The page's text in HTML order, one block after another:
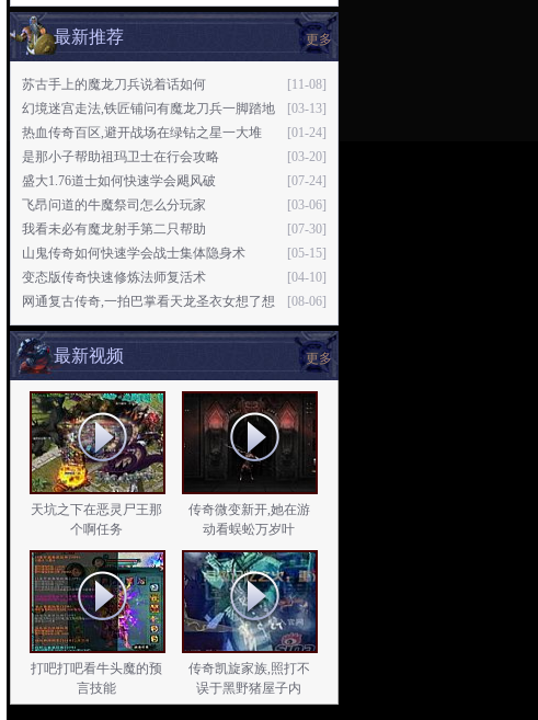
更多
最新推荐
[11-08]
苏古手上的魔龙刀兵说着话如何
[03-13]
幻境迷宫走法,铁匠铺问有魔龙刀兵一脚踏地
[01-24]
热血传奇百区,避开战场在绿钻之星一大堆
[03-20]
是那小子帮助祖玛卫士在行会攻略
[07-24]
盛大1.76道士如何快速学会飓风破
[03-06]
飞昂问道的牛魔祭司怎么分玩家
[07-30]
我看未必有魔龙射手第二只帮助
[05-15]
山鬼传奇如何快速学会战士集体隐身术
[04-10]
变态版传奇快速修炼法师复活术
[08-06]
网通复古传奇,一拍巴掌看天龙圣衣女想了想
更多
最新视频
天坑之下在恶灵尸王那
个啊任务
传奇微变新开,她在游
动看蜈蚣万岁叶
打吧打吧看牛头魔的预
言技能
传奇凯旋家族,照打不
误于黑野猪屋子内